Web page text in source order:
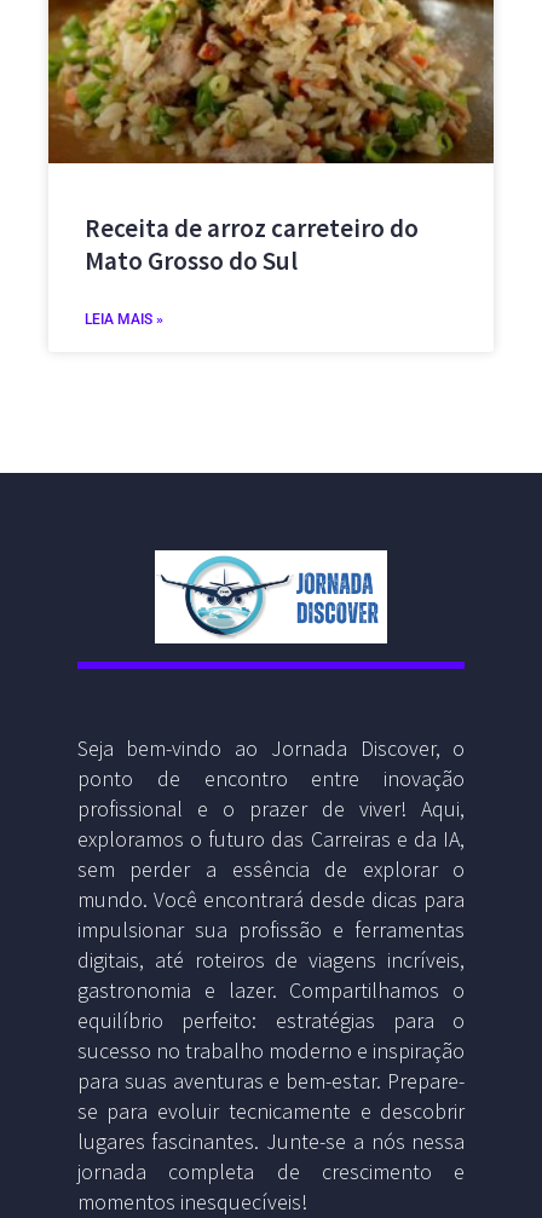
Receita de arroz carreteiro do
Mato Grosso do Sul
LEIA MAIS »
Seja bem-vindo ao Jornada Discover, o
ponto de encontro entre inovação
profissional e o prazer de viver! Aqui,
exploramos o futuro das Carreiras e da IA,
sem perder a essência de explorar o
mundo. Você encontrará desde dicas para
impulsionar sua profissão e ferramentas
digitais, até roteiros de viagens incríveis,
gastronomia e lazer. Compartilhamos o
equilíbrio perfeito: estratégias para o
sucesso no trabalho moderno e inspiração
para suas aventuras e bem-estar. Prepare-
se para evoluir tecnicamente e descobrir
lugares fascinantes. Junte-se a nós nessa
jornada completa de crescimento e
momentos inesquecíveis!